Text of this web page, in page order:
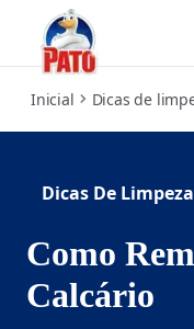
how-to-remove-
Inicial Dicas de
Dicas De Limpeza
Como
Calcário